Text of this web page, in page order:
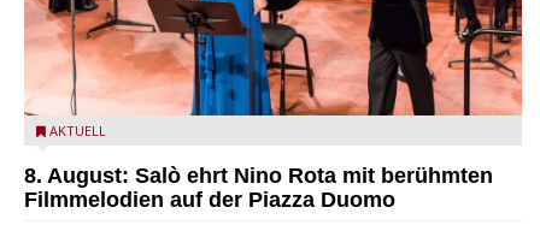
Estate Musicale del Garda: Salò ehrt Nino Rota
AKTUELL
8. August: Salò ehrt Nino Rota mit berühmten
Filmmelodien auf der Piazza Duomo